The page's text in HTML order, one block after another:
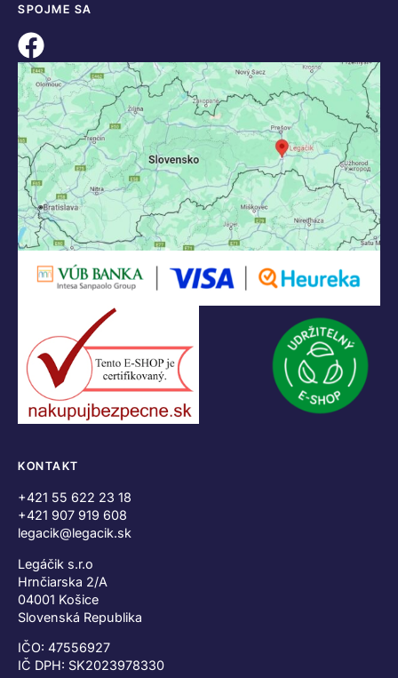
SPOJME SA
KONTAKT
+421 55 622 23 18
+421 907 919 608
legacik@legacik.sk
Legáčik s.r.o
Hrnčiarska 2/A
04001 Košice
Slovenská Republika
IČO: 47556927
IČ DPH: SK2023978330